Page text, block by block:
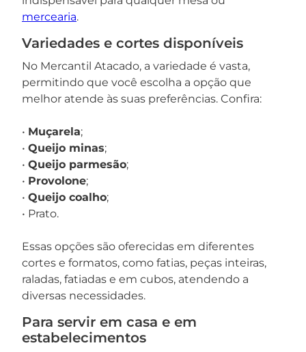
mercearia.
Variedades e cortes disponíveis
No Mercantil Atacado, a variedade é vasta,
permitindo que você escolha a opção que
melhor atende às suas preferências. Confira:
• Muçarela;
• Queijo minas;
• Queijo parmesão;
• Provolone;
• Queijo coalho;
• Prato.
Essas opções são oferecidas em diferentes
cortes e formatos, como fatias, peças inteiras,
raladas, fatiadas e em cubos, atendendo a
diversas necessidades.
Para servir em casa e em
estabelecimentos